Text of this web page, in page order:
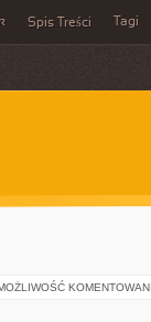
Spis Treści Tagi